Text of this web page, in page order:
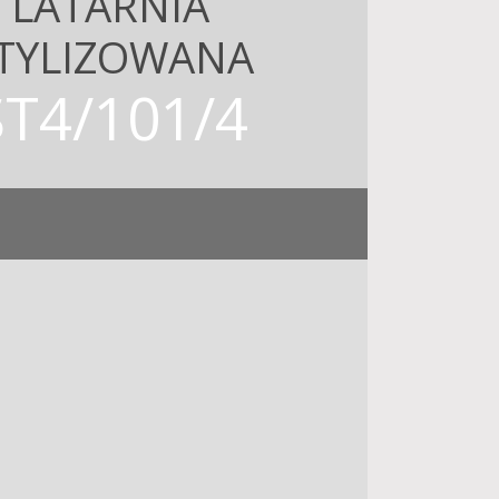
101/4